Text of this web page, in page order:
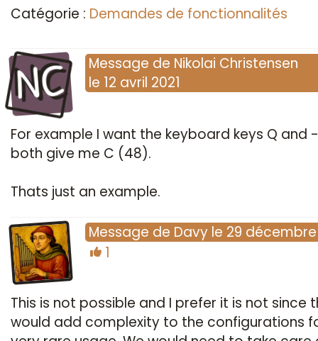
Catégorie : Demandes de fonctionnalités
NC Message de Nikolai Christensen
le 12 avril 2021
For example I want the keyboard keys Q and
both give me C (48).
Thats just an example.
Message de Davy le 29 décembre
1
This is not possible and I prefer it is not since
would add complexity to the configurations